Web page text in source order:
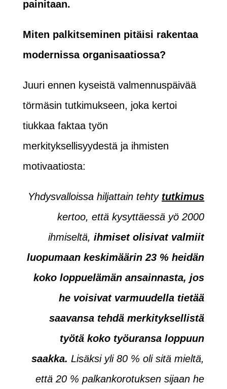
painitaan.
Miten palkitseminen pitäisi rakentaa
modernissa organisaatiossa?
Juuri ennen kyseistä valmennuspäivää
törmäsin tutkimukseen, joka kertoi
tiukkaa faktaa työn
merkityksellisyydestä ja ihmisten
motivaatiosta:
Yhdysvalloissa hiljattain tehty tutkimus
kertoo, että kysyttäessä yö 2000
ihmiseltä,ihmiset olisivat valmiit
luopumaan keskimäärin 23 % heidän
koko loppuelämän ansainnasta, jos
he voisivat varmuudella tietää
saavansa tehdä merkityksellistä
työtä koko työuransa loppuun
saakka. Lisäksi yli 80 % oli sitä mieltä,
että 20 % palkankorotuksen sijaan he